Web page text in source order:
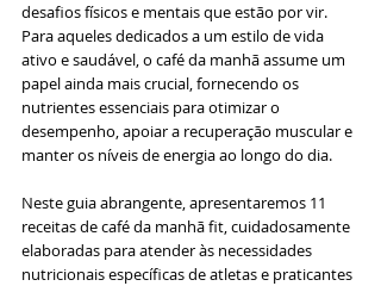
desafios físicos e mentais que estão por vir.
Para aqueles dedicados a um estilo de vida
ativo e saudável, o café da manhã assume um
papel ainda mais crucial, fornecendo os
nutrientes essenciais para otimizar o
desempenho, apoiar a recuperação muscular e
manter os níveis de energia ao longo do dia.
Neste guia abrangente, apresentaremos 11
receitas de café da manhã fit, cuidadosamente
elaboradas para atender às necessidades
nutricionais específicas de atletas e praticantes